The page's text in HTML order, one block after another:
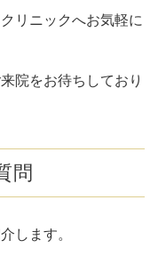
リニックへお気軽に
院をお待ちしており
問
します。